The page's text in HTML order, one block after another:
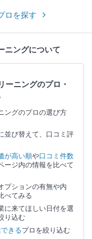
ロを探す
ニングについて
ーニングのプロ・
ングのプロの選び方
並び替えて、口コミ評
が高い順や口コミ件数
ージ内の情報を比べて
プションの有無や内
べてみる
に来てほしい日付を選
り込む
きるプロを絞り込む